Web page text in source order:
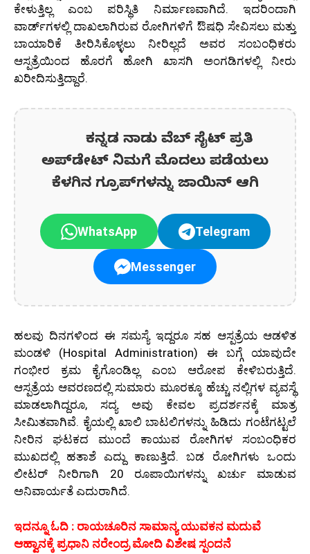
ಕೇಳುತ್ತಿಲ್ಲ ಎಂಬ ಪರಿಸ್ಥಿತಿ ನಿರ್ಮಾಣವಾಗಿದೆ. ಇದರಿಂದಾಗಿ
ವಾರ್ಡ್‌ಗಳಲ್ಲಿ ದಾಖಲಾಗಿರುವ ರೋಗಿಗಳಿಗೆ ಔಷಧಿ ಸೇವಿಸಲು ಮತ್ತು
ಬಾಯಾರಿಕೆ ತೀರಿಸಿಕೊಳ್ಳಲು ನೀರಿಲ್ಲದೆ ಅವರ ಸಂಬಂಧಿಕರು
ಆಸ್ಪತ್ರೆಯಿಂದ ಹೊರಗೆ ಹೋಗಿ ಖಾಸಗಿ ಅಂಗಡಿಗಳಲ್ಲಿ ನೀರು
ಖರೀದಿಸುತ್ತಿದ್ದಾರೆ.
ಕನ್ನಡ ನಾಡು ವೆಬ್ ಸೈಟ್ ಪ್ರತಿ
ಅಪ್‌ಡೇಟ್‌ ನಿಮಗೆ ಮೊದಲು ಪಡೆಯಲು
ಕೆಳಗಿನ ಗ್ರೂಪ್‌ಗಳನ್ನು ಜಾಯಿನ್ ಆಗಿ
WhatsApp Telegram
Messenger
ಹಲವು ದಿನಗಳಿಂದ ಈ ಸಮಸ್ಯೆ ಇದ್ದರೂ ಸಹ ಆಸ್ಪತ್ರೆಯ ಆಡಳಿತ
ಮಂಡಳಿ (Hospital Administration) ಈ ಬಗ್ಗೆ ಯಾವುದೇ
ಗಂಭೀರ ಕ್ರಮ ಕೈಗೊಂಡಿಲ್ಲ ಎಂಬ ಆರೋಪ ಕೇಳಿಬರುತ್ತಿದೆ.
ಆಸ್ಪತ್ರೆಯ ಆವರಣದಲ್ಲಿ ಸುಮಾರು ಮೂರಕ್ಕೂ ಹೆಚ್ಚು ನಲ್ಲಿಗಳ ವ್ಯವಸ್ಥೆ
ಮಾಡಲಾಗಿದ್ದರೂ, ಸದ್ಯ ಅವು ಕೇವಲ ಪ್ರದರ್ಶನಕ್ಕೆ ಮಾತ್ರ
ಸೀಮಿತವಾಗಿವೆ. ಕೈಯಲ್ಲಿ ಖಾಲಿ ಬಾಟಲಿಗಳನ್ನು ಹಿಡಿದು ಗಂಟೆಗಟ್ಟಲೆ
ನೀರಿನ ಘಟಕದ ಮುಂದೆ ಕಾಯುವ ರೋಗಿಗಳ ಸಂಬಂಧಿಕರ
ಮುಖದಲ್ಲಿ ಹತಾಶೆ ಎದ್ದು ಕಾಣುತ್ತಿದೆ. ಬಡ ರೋಗಿಗಳು ಒಂದು
ಲೀಟರ್ ನೀರಿಗಾಗಿ 20 ರೂಪಾಯಿಗಳನ್ನು ಖರ್ಚು ಮಾಡುವ
ಅನಿವಾರ್ಯತೆ ಎದುರಾಗಿದೆ.
ಇದನ್ನೂ ಓದಿ : ರಾಯಚೂರಿನ ಸಾಮಾನ್ಯ ಯುವಕನ ಮದುವೆ
ಆಹ್ವಾನಕ್ಕೆ ಪ್ರಧಾನಿ ನರೇಂದ್ರ ಮೋದಿ ವಿಶೇಷ ಸ್ಪಂದನೆ